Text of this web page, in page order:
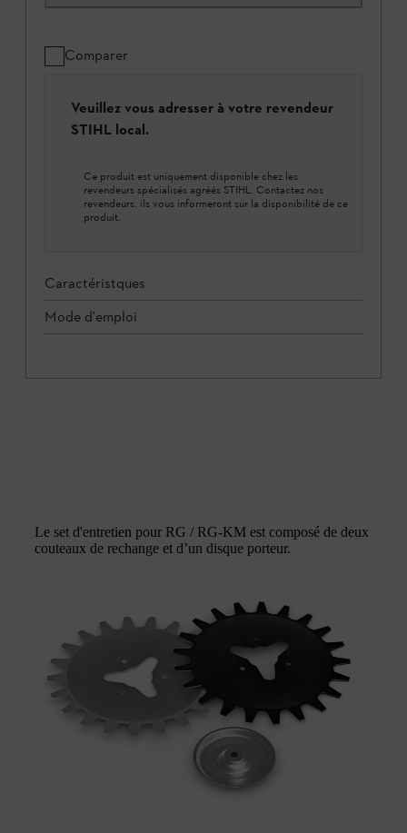
Comparer
Veuillez vous adresser à votre revendeur
STIHL local.
Ce produit est uniquement disponible chez les
revendeurs spécialisés agréés STIHL. Contactez nos
revendeurs, ils vous informeront sur la disponibilité de ce
produit.
Caractéristques
Mode d'emploi
Le set d'entretien pour RG / RG-KM est composé de deux
couteaux de rechange et d’un disque porteur.